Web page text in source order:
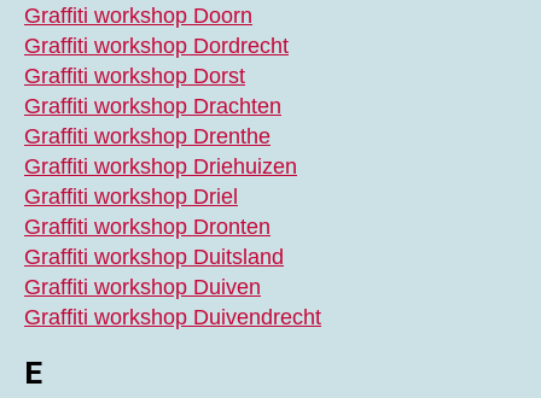
Graffiti workshop Doorn
Graffiti workshop Dordrecht
Graffiti workshop Dorst
Graffiti workshop Drachten
Graffiti workshop Drenthe
Graffiti workshop Driehuizen
Graffiti workshop Driel
Graffiti workshop Dronten
Graffiti workshop Duitsland
Graffiti workshop Duiven
Graffiti workshop Duivendrecht
E